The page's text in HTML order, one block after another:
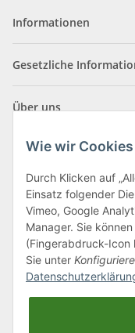
Informationen
Gesetzliche
Über uns
Klagenfurter Straße 29
9556 Liebenfels
Montag bis
Freitag: 8:00 bis 12:00
Tel.:0043 (0) 4262
Wie wir
Durch Klicken auf
Einsatz folgender
Vimeo, Google
Manager. Sie
(Fingerabdruck-Icon
Sie unter